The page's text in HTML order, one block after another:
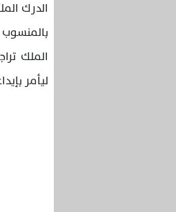
الدرك
بالمنسوب
الملك
ليأمر